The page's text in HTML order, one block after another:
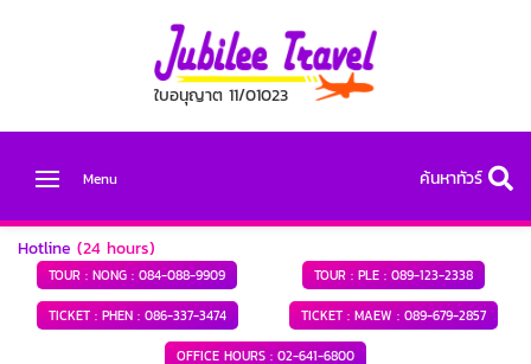
ใบอนุญาต 11/01023
Menu ค้นหาทัวร์
Hotline (24 hours)
TOUR : NONG : 084-088-9909 TOUR : PLE : 089-123-2338
TICKET : PHEN :086-337-3474 TICKET : MAEW : 089-679-2857
OFFICE HOURS : 02-641-6800